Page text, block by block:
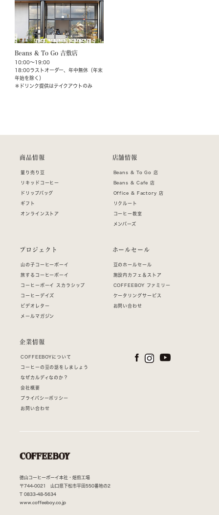
Beans & To Go 吉敷店
10:00～19:00
18:00ラストオーダー、年中無休（年末
年始を除く）
＊ドリンク提供はテイクアウトのみ
商品情報
量り売り豆
リキッドコーヒー
ドリップバッグ
ギフト
オンラインストア
店舗情報
Beans & To Go 店
Beans & Cafe 店
Office & Factory 店
リクルート
コーヒー教室
メンバーズ
プロジェクト
山の子コーヒーボーイ
旅するコーヒーボーイ
コーヒーボーイ スカラシップ
コーヒーデイズ
ビデオレター
メールマガジン
ホールセール
豆のホールセール
施設内カフェ＆ストア
COFFEEBOY ファミリー
ケータリングサービス
お問い合わせ
企業情報
COFFEEBOYについて
コーヒーの豆の話をしましょう
なぜカルディなのか？
会社概要
プライバシーポリシー
お問い合わせ
徳山コーヒーボーイ本社・焙煎工場
〒744-0021 山口県下松市平田550番地の2
T 0833-48-5634
www.coffeeboy.co.jp